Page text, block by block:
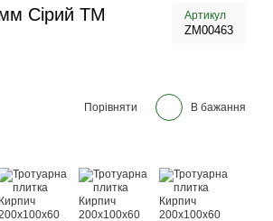
Сірий ТМ
Артикул
ZM00463
Порівняти В бажання